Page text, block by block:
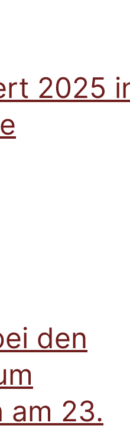
2025
den
am 23.